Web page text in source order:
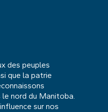
des peuples
que la patrie
nord du Manitoba.
sur nos